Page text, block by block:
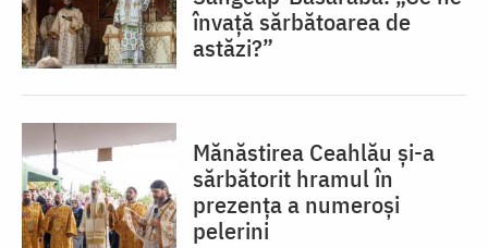
învață sărbătoarea de
astăzi?”
Mănăstirea Ceahlău și-a
sărbătorit hramul în
prezența a numeroși
pelerini